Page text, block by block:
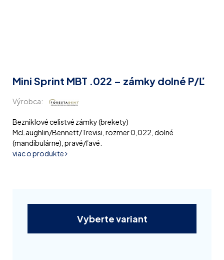
Mini Sprint MBT .022 – zámky dolné P/Ľ
Výrobca:
Bezniklové celistvé zámky (brekety)
McLaughlin/Bennett/Trevisi, rozmer 0,022, dolné
(mandibulárne), pravé/ľavé.
viac o produkte
Vyberte variant